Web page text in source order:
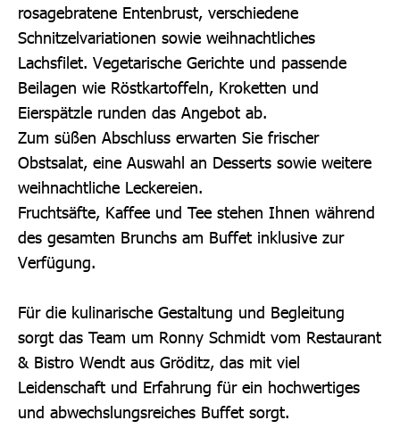
rosagebratene Entenbrust, verschiedene
Schnitzelvariationen sowie weihnachtliches
Lachsfilet. Vegetarische Gerichte und passende
Beilagen wie Röstkartoffeln, Kroketten und
Eierspätzle runden das Angebot ab.
Zum süßen Abschluss erwarten Sie frischer
Obstsalat, eine Auswahl an Desserts sowie weitere
weihnachtliche Leckereien.
Fruchtsäfte, Kaffee und Tee stehen Ihnen während
des gesamten Brunchs am Buffet inklusive zur
Verfügung.
Für die kulinarische Gestaltung und Begleitung
sorgt das Team um Ronny Schmidt vom Restaurant
& Bistro Wendt aus Gröditz, das mit viel
Leidenschaft und Erfahrung für ein hochwertiges
und abwechslungsreiches Buffet sorgt.